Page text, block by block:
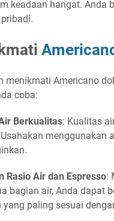
keadaan hangat. Anda
menikmati Americano
coba:
Berkualitas: Kualitas
menggunakan
Rasio Air dan Espresso:
bagian air, Anda dapat
paling sesuai